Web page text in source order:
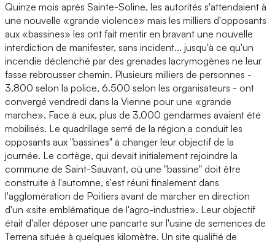
Quinze mois après Sainte-Soline, les autorités s'attendaient à
une nouvelle «grande violence» mais les milliers d'opposants
aux «bassines» les ont fait mentir en bravant une nouvelle
interdiction de manifester, sans incident... jusqu'à ce qu'un
incendie déclenché par des grenades lacrymogènes ne leur
fasse rebrousser chemin. Plusieurs milliers de personnes -
3.800 selon la police, 6.500 selon les organisateurs - ont
convergé vendredi dans la Vienne pour une «grande
marche». Face à eux, plus de 3.000 gendarmes avaient été
mobilisés. Le quadrillage serré de la région a conduit les
opposants aux "bassines" à changer leur objectif de la
journée. Le cortège, qui devait initialement rejoindre la
commune de Saint-Sauvant, où une "bassine" doit être
construite à l'automne, s'est réuni finalement dans
l'agglomération de Poitiers avant de marcher en direction
d'un «site emblématique de l'agro-industrie». Leur objectif
était d'aller déposer une pancarte sur l'usine de semences de
Terrena située à quelques kilomètre. Un site qualifié de